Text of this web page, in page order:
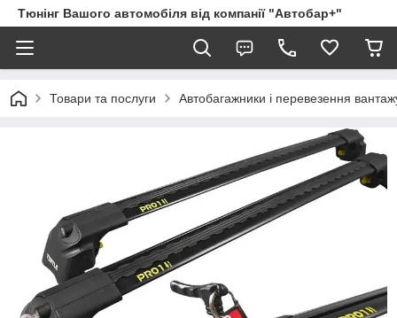
Тюнінг Вашого автомобіля від компанії "Автобар+"
Товари та послуги Автобагажники і перевезення